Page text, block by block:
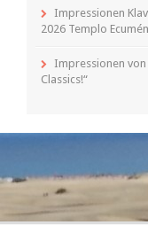
Impressionen
2026 Templo
Impressionen
Classics!“